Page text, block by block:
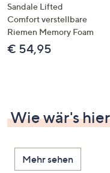
Sandale Lifted
Comfort verstellbare
Riemen Memory Foam
€ 54,95
Wie wär's
Mehr sehen